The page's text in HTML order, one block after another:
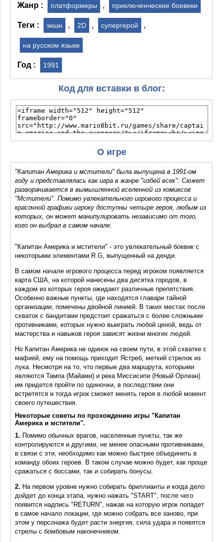
Жанр : платформеры , приключенческие боевики
Теги : экшн , 2D , супергерой ,
на русском языке
Год : 1991
Код для вставки в блог:
О игре
"Капитан Америка и мстители" была выпущена в 1991-ом
году и представлялась как игра в жанре "избей всех". Сюжет
разворачивается в вымышленной вселенной из комиксов
"Мстители". Помимо увлекательного игрового процесса и
красочной графики игроку доступны четыре героя, любым из
которых, он может манипулировать независимо от того,
кого он выбрал в самом начале.
"Капитан Америка и мстители" - это увлекательный боевик с
некоторыми элементами R G, выпущенный на денди.
В самом начале игрового процесса перед игроком появляется
карта США, на которой нанесены два десятка городов, в
каждом из которых героя ожидают различные препятствия.
Особенно важные пункты, где находятся главари тайной
организации, помечены двойной линией. В таких местах после
схваток с бандитами предстоит сражаться с более сложными
противниками, которых нужно выиграть любой ценой, ведь от
мастерства и навыков героя зависят жизни многих людей.
Но Капитан Америка не одинок на своем пути, в этой схватке с
мафией, ему на помощь приходит Ястреб, меткий стрелок из
лука. Несмотря на то, что первые два маршрута, которыми
являются Тампа (Майами) и река Миссисипи (Новый Орлеан)
им придется пройти по одиночки, в последствии они
встретятся и тогда игрок сможет менять героя в любой момент
своего путешествия.
Некоторые советы по прохождению игры "Капитан
Америка и мстители".
1. Помимо обычных врагов, населенные пункты, так же
контролируются и другими, не менее опасными противниками,
в связи с эти, необходимо как можно быстрее объединить в
команду обоих героев. В таком случае можно будет, как проще
сражаться с боссами, так и собирать бонусы.
2. На первом уровне нужно собирать бриллианты и когда дело
дойдет до конца этапа, нужно нажать "START", после чего
появится надпись "RETURN", нажав на которую игрок попадет
в самое начало локации, где можно собрать все заново, при
этом у персонажа будет расти энергия, сила удара и появятся
стрелы с бомбовым наконечником.